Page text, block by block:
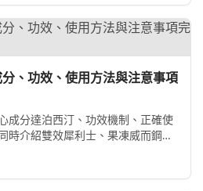
、功效、使用方法與注意事項
成分達泊西汀、功效機制、正確使
時介紹雙效犀利士、果凍威而鋼雙